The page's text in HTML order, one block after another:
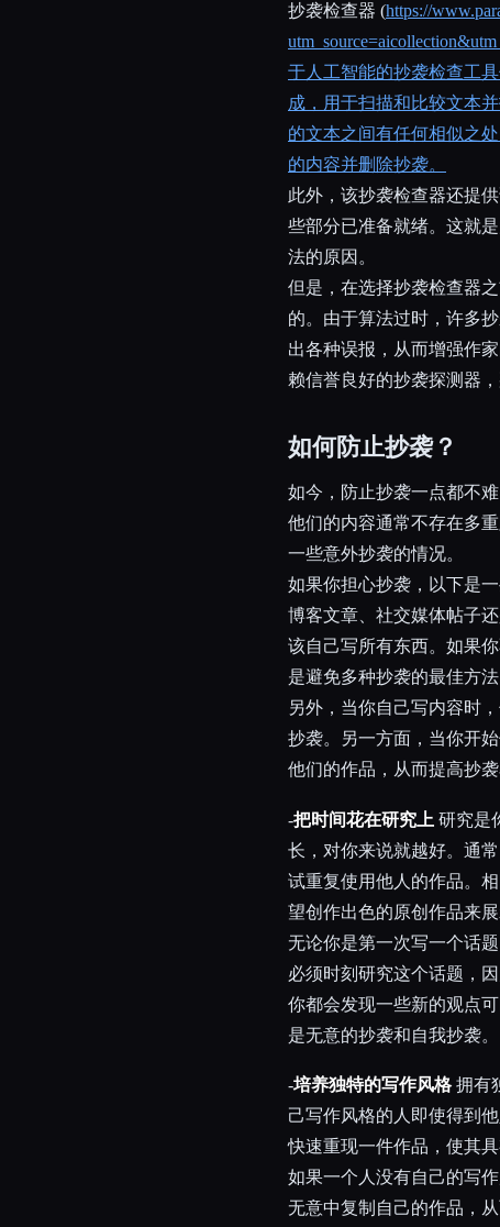
抄袭检查器 (https://
于人工智能的抄袭检查工
成，用于扫描和比较文本
的文本之间有任何相似之
的内容并删除抄袭。
此外，该抄袭检查器还提
些部分已准备就绪。这就
法的原因。
但是，在选择抄袭检查器
的。由于算法过时，许多
出各种误报，从而增强作
赖信誉良好的抄袭探测器
如何防止抄袭？
如今，防止抄袭一点都不
他们的内容通常不存在多
一些意外抄袭的情况。
如果你担心抄袭，以下是
博客文章、社交媒体帖子
该自己写所有东西。如果
是避免多种抄袭的最佳方法
另外，当你自己写内容时
抄袭。另一方面，当你开
他们的作品，从而提高抄袭
-把时间花在研究上 研究是
长，对你来说就越好。通
试重复使用他人的作品。
望创作出色的原创作品来
无论你是第一次写一个话
必须时刻研究这个话题，
你都会发现一些新的观点
是无意的抄袭和自我抄袭。
-培养独特的写作风格拥有
己写作风格的人即使得到
快速重现一件作品，使其
如果一个人没有自己的写
无意中复制自己的作品，